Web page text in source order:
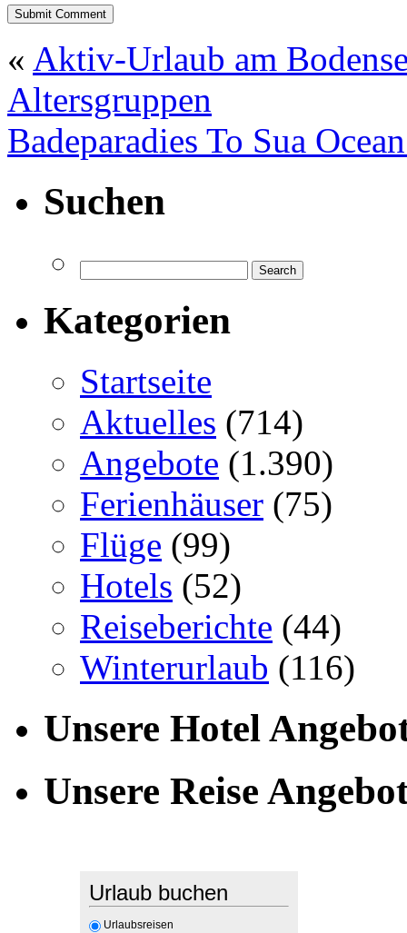
« Aktiv-Urlaub am
Altersgruppen
Badeparadies To Sua
Suchen
Kategorien
Startseite
Aktuelles (714)
Angebote (1.390)
Ferienhäuser (75)
Flüge (99)
Hotels (52)
Reiseberichte (44)
Winterurlaub (116)
Unsere Hotel
Unsere Reise
Urlaub buchen
Urlaubsreisen